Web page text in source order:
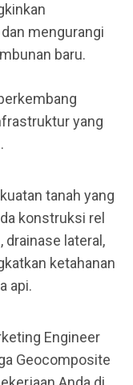
mengurangi
baru.
yang
tanah yang
konstruksi rel
drainase lateral,
ketahanan
api.
Engineer
Geocomposite